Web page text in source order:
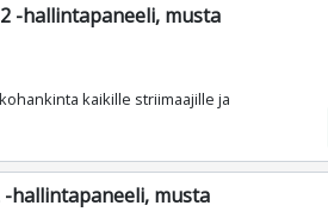
-hallintapaneeli, musta
kaikille striimaajille ja
hallintapaneeli, musta